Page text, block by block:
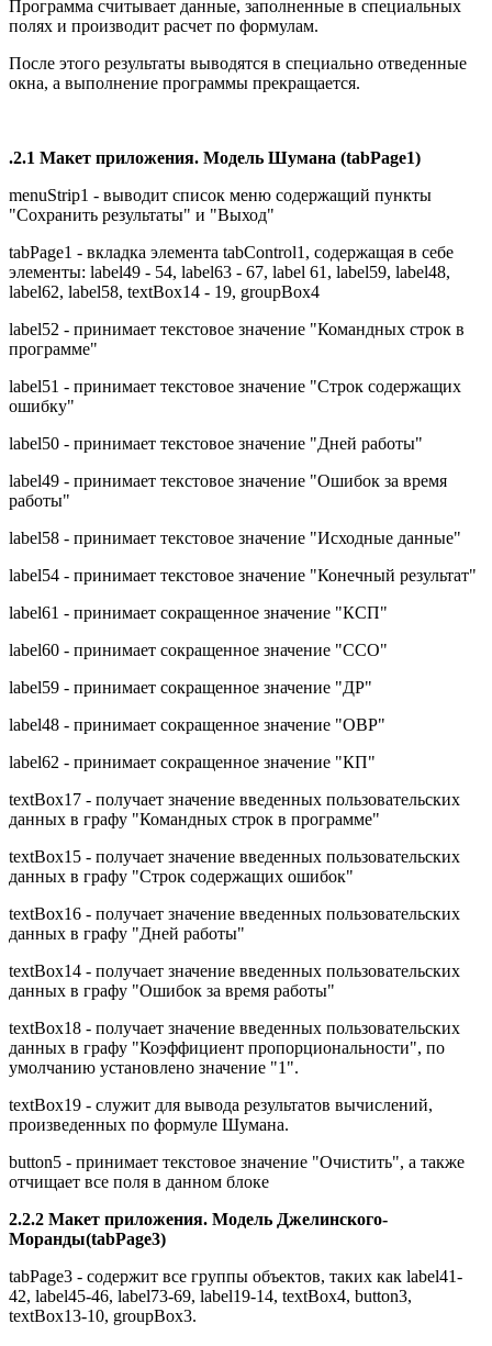
Программа считывает данные, заполненные в специальных
полях и производит расчет по формулам.
После этого результаты выводятся в специально отведенные
окна, а выполнение программы прекращается.
.2.1 Макет приложения. Модель Шумана (tabPage1)
menuStrip1 - выводит список меню содержащий пункты
"Сохранить результаты" и "Выход"
tabPage1 - вкладка элемента tabControl1, содержащая в себе
элементы: label49 - 54, label63 - 67, label 61, label59, label48,
label62, label58, textBox14 - 19, groupBox4
label52 - принимает текстовое значение "Командных строк в
программе"
label51 - принимает текстовое значение "Строк содержащих
ошибку"
label50 - принимает текстовое значение "Дней работы"
label49 - принимает текстовое значение "Ошибок за время
работы"
label58 - принимает текстовое значение "Исходные данные"
label54 - принимает текстовое значение "Конечный результат"
label61 - принимает сокращенное значение "КСП"
label60 - принимает сокращенное значение "ССО"
label59 - принимает сокращенное значение "ДР"
label48 - принимает сокращенное значение "ОВР"
label62 - принимает сокращенное значение "КП"
textBox17 - получает значение введенных пользовательских
данных в графу "Командных строк в программе"
textBox15 - получает значение введенных пользовательских
данных в графу "Строк содержащих ошибок"
textBox16 - получает значение введенных пользовательских
данных в графу "Дней работы"
textBox14 - получает значение введенных пользовательских
данных в графу "Ошибок за время работы"
textBox18 - получает значение введенных пользовательских
данных в графу "Коэффициент пропорциональности", по
умолчанию установлено значение "1".
textBox19 - служит для вывода результатов вычислений,
произведенных по формуле Шумана.
button5 - принимает текстовое значение "Очистить", а также
отчищает все поля в данном блоке
2.2.2 Макет приложения. Модель Джелинского-
Моранды(tabPage3)
tabPage3 - содержит все группы объектов, таких как label41-
42, label45-46, label73-69, label19-14, textBox4, button3,
textBox13-10, groupBox3.